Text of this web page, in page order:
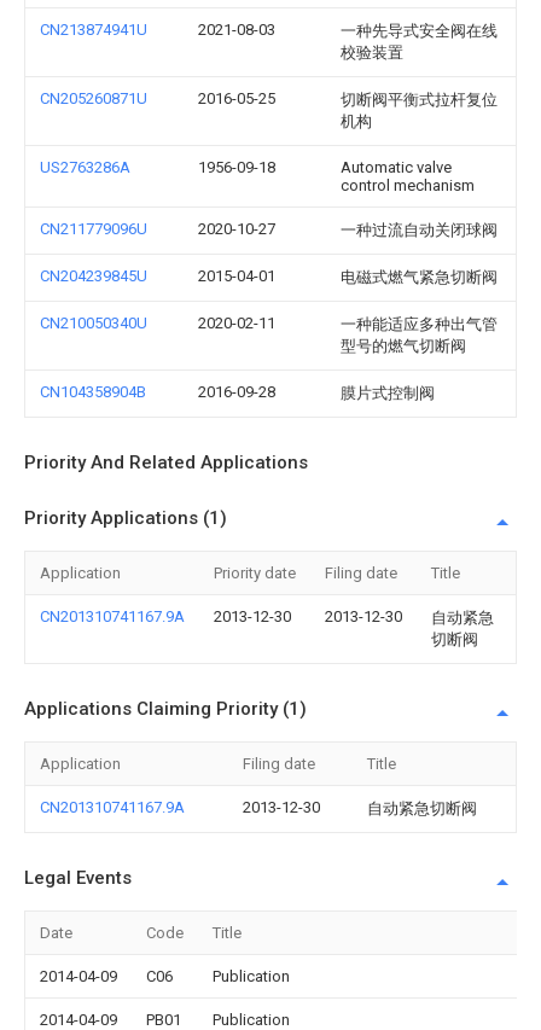
CN213874941U 2021-08-03
一种先导式安全阀在线
校验装置
CN205260871U 2016-05-25
切断阀平衡式拉杆复位
机构
US2763286A 1956-09-18
Automatic valve
control mechanism
CN211779096U 2020-10-27 一种过流自动关闭球阀
CN204239845U 2015-04-01 电磁式燃气紧急切断阀
CN210050340U 2020-02-11
一种能适应多种出气管
型号的燃气切断阀
CN104358904B 2016-09-28 膜片式控制阀
Priority And Related Applications
Priority Applications (1)
Application Priority date Filing date Title
CN201310741167.9A 2013-12-30 2013-12-30
自动紧急
切断阀
Applications Claiming Priority (1)
Application Filing date Title
CN201310741167.9A 2013-12-30 自动紧急切断阀
Legal Events
Date Code Title
2014-04-09 C06 Publication
2014-04-09 PB01 Publication